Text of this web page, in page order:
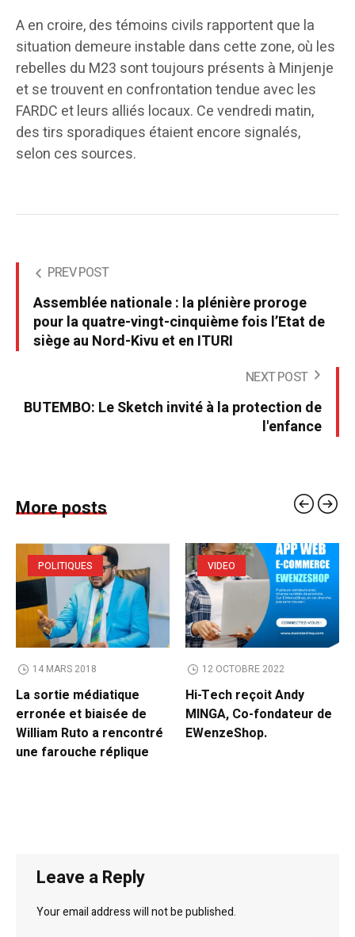
A en croire, des témoins civils rapportent que la
situation demeure instable dans cette zone, où les
rebelles du M23 sont toujours présents à Minjenje
et se trouvent en confrontation tendue avec les
FARDC et leurs alliés locaux. Ce vendredi matin,
des tirs sporadiques étaient encore signalés,
selon ces sources.
PREV POST
Assemblée nationale : la plénière proroge
pour la quatre-vingt-cinquième fois l’Etat de
siège au Nord-Kivu et en ITURI
NEXT POST
BUTEMBO: Le Sketch invité à la protection de
l'enfance
More posts
POLITIQUES
14 MARS 2018
La sortie médiatique
erronée et biaisée de
William Ruto a rencontré
une farouche réplique
VIDEO
12 OCTOBRE 2022
Hi-Tech reçoit Andy
MINGA, Co-fondateur de
EWenzeShop.
Leave a Reply
Your email address will not be published.